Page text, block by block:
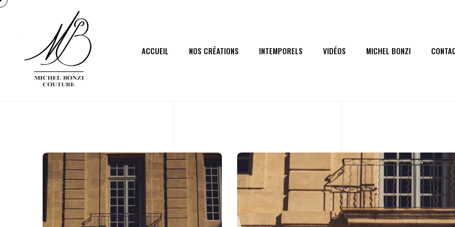
ACCUEIL NOS CRÉATIONS INTEMPORELS VIDÉOS MICHEL BONZI